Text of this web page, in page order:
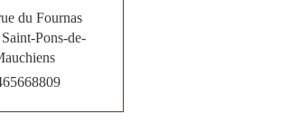
du Fournas
Saint-Pons-de-